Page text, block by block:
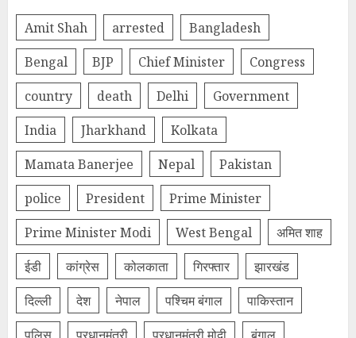
Amit Shah arrested
Bangladesh
Bengal
BJP Chief Minister
Congress
country
death Delhi
Government
India
Jharkhand
Kolkata
Mamata Banerjee
Nepal
Pakistan
police
President
Prime Minister
Prime Minister Modi
West Bengal
अमित शाह
ईडी
कांग्रेस कोलकाता गिरफ्तार
झारखंड
दिल्‍ली
देश नेपाल पश्चिम बंगाल
पाकिस्तान
पुलिस
प्रधानमंत्री प्रधानमंत्री मोदी बंगाल